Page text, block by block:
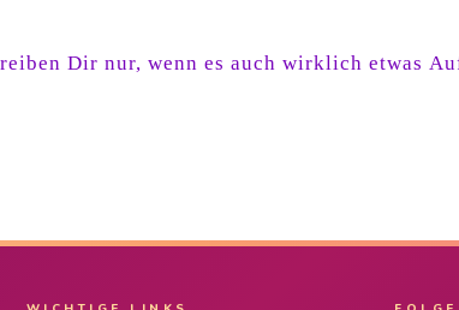
Dir nur, wenn es auch wirklich etwas